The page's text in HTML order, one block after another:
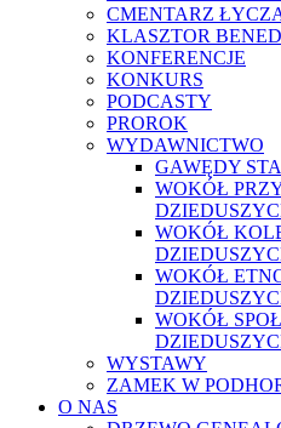
CMENTARZ
KLASZTOR
KONFERENCJE
KONKURS
PODCASTY
PROROK
WYDAWNICTWO
GAWĘDY
WOKÓŁ
WOKÓŁ
WOKÓŁ
WOKÓŁ
WYSTAWY
ZAMEK W
O NAS